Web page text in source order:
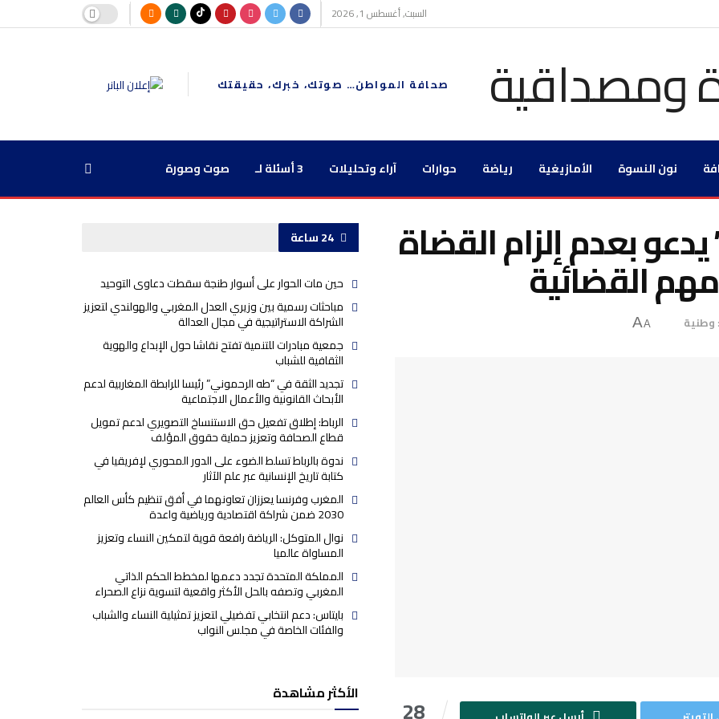
السبت, أغسطس 1, 2026
صحافة المواطن… صوتك، خبرك، حقيقتك
نون النسوة الأمازيغية رياضة حوارات آراء وتحليلات 3 أسئلة لـ صوت وصورة
بعدم إلزام القضاة
القضائية
وطنية A
A
24 ساعة
حين مات الحوار على أسوار طنجة سقطت دعاوى التوحيد
مباحثات رسمية بين وزيري العدل المغربي والهولندي لتعزيز
الشراكة الاستراتيجية في مجال العدالة
جمعية مبادرات للتنمية تفتح نقاشا حول الإبداع والهوية
الثقافية للشباب
تجديد الثقة في “طه الرحموني” رئيسا للرابطة المغاربية لدعم
الأبحاث القانونية والأعمال الاجتماعية
الرباط: إطلاق تفعيل حق الاستنساخ التصويري لدعم تمويل
قطاع الصحافة وتعزيز حماية حقوق المؤلف
ندوة بالرباط تسلط الضوء على الدور المحوري لإفريقيا في
كتابة تاريخ الإنسانية عبر علم الآثار
المغرب وفرنسا يعززان تعاونهما في أفق تنظيم كأس العالم
2030 ضمن شراكة اقتصادية ورياضية واعدة
نوال المتوكل: الرياضة رافعة قوية لتمكين النساء وتعزيز
المساواة عالميا
المملكة المتحدة تجدد دعمها لمخطط الحكم الذاتي
المغربي وتصفه بالحل الأكثر واقعية لتسوية نزاع الصحراء
بايتاس: دعم انتخابي تفضيلي لتعزيز تمثيلية النساء والشباب
والفئات الخاصة في مجلس النواب
الأكثر مشاهدة